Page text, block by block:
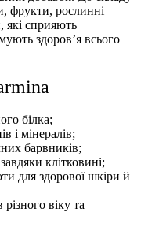
фрукти, рослинні
які сприяють
здоров’я всього
білка;
і мінералів;
барвників;
клітковині;
для здорової шкіри й
віку та